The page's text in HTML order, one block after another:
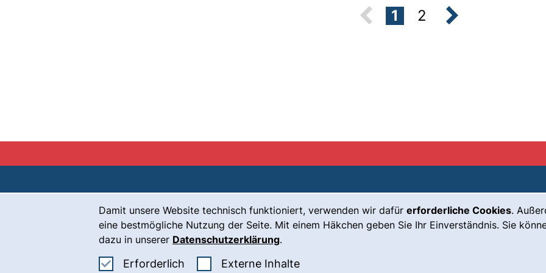
Damit unsere Website technisch funktioniert, verwenden wir dafür erforderliche Cookies.
eine bestmögliche Nutzung der Seite. Mit einem Häkchen geben Sie Ihr Einverständnis. Sie
dazu in unserer Datenschutzerklärung.
Erforderlich Erforderliche Cookies akzeptieren
Externe Inhalte: Externe Inhalte / Cookies akzeptieren
Seite:
1 Seite:
2
Kontakt
Karriere
Presse
Leichte Sprache
Gebärdensprache
Impressum